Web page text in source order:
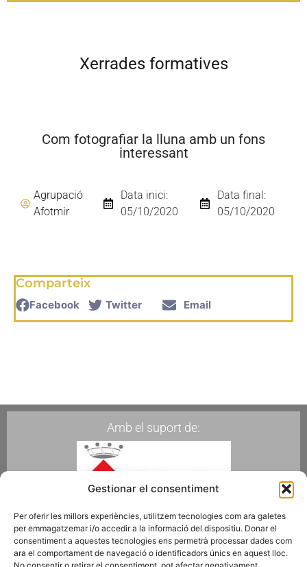
Gestionar el consentiment
Per oferir les millors experiències, utilitzem tecnologies com ara galetes
per emmagatzemar i/o accedir a la informació del dispositiu. Donar el
consentiment a aquestes tecnologies ens permetrà processar dades com
ara el comportament de navegació o identificadors únics en aquest lloc.
Xerrades formatives
Com fotografiar la lluna amb un fons
interessant
Agrupació
Afotmir
Data inici:
05/10/2020
Data final:
05/10/2020
Comparteix
Facebook Twitter Email
Amb el suport de:
Membres de: